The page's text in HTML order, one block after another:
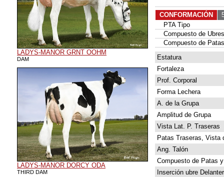
LADYS-MANOR GRNT OOHM
DAM
LADYS-MANOR DORCY ODA
THIRD DAM
CONFORMACIÓN
PTA Tipo
Compuesto de Ubres
Compuesto de
Estatura
Fortaleza
Prof. Corporal
Forma Lechera
A. de la Grupa
Amplitud de Grupa
Vista Lat. P. Traseras
Patas Traseras, Vista
Ang. Talón
Compuesto de Patas
Inserción ubre